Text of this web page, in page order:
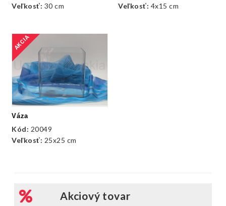
Veľkosť: 30 cm
Veľkosť: 4x15 cm
AKCIA
Váza
Kód: 20049
Veľkosť: 25x25 cm
Akciový tovar